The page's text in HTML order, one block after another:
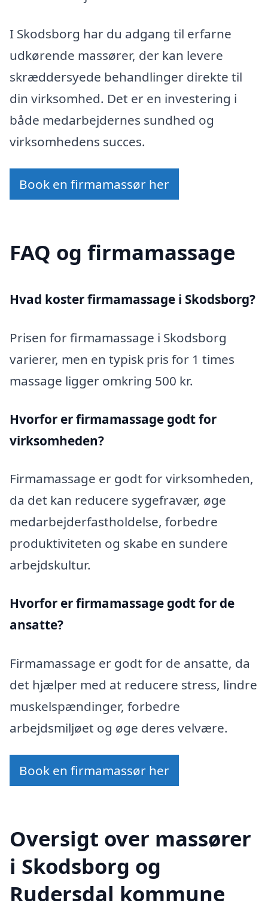
I Skodsborg har du adgang til erfarne
udkørende massører, der kan levere
skræddersyede behandlinger direkte til
din virksomhed. Det er en investering i
både medarbejdernes sundhed og
virksomhedens succes.
Book en firmamassør her
FAQ og firmamassage
Hvad koster firmamassage i Skodsborg?
Prisen for firmamassage i Skodsborg
varierer, men en typisk pris for 1 times
massage ligger omkring 500 kr.
Hvorfor er firmamassage godt for
virksomheden?
Firmamassage er godt for virksomheden,
da det kan reducere sygefravær, øge
medarbejderfastholdelse, forbedre
produktiviteten og skabe en sundere
arbejdskultur.
Hvorfor er firmamassage godt for de
ansatte?
Firmamassage er godt for de ansatte, da
det hjælper med at reducere stress, lindre
muskelspændinger, forbedre
arbejdsmiljøet og øge deres velvære.
Book en firmamassør her
Oversigt over massører
i Skodsborg og
Rudersdal kommune